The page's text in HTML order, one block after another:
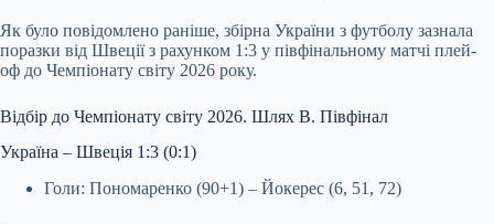
Як було повідомлено раніше, збірна України з футболу зазнала
поразки від Швеції з рахунком 1:3 у півфінальному матчі плей-
оф до Чемпіонату світу 2026 року.
Відбір до Чемпіонату світу 2026. Шлях B. Півфінал
Україна – Швеція 1:3 (0:1)
Голи: Пономаренко (90+1) – Йокерес (6, 51, 72)